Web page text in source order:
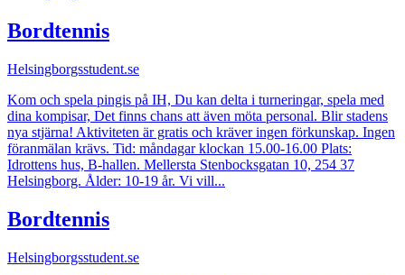
Bordtennis
Helsingborgsstudent.se
Kom och spela pingis på IH, Du kan delta i turneringar, spela med
dina kompisar, Det finns chans att även möta personal. Blir stadens
nya stjärna! Aktiviteten är gratis och kräver ingen förkunskap. Ingen
föranmälan krävs. Tid: måndagar klockan 15.00-16.00 Plats:
Idrottens hus, B-hallen. Mellersta Stenbocksgatan 10, 254 37
Helsingborg. Ålder: 10-19 år. Vi vill...
Bordtennis
Helsingborgsstudent.se